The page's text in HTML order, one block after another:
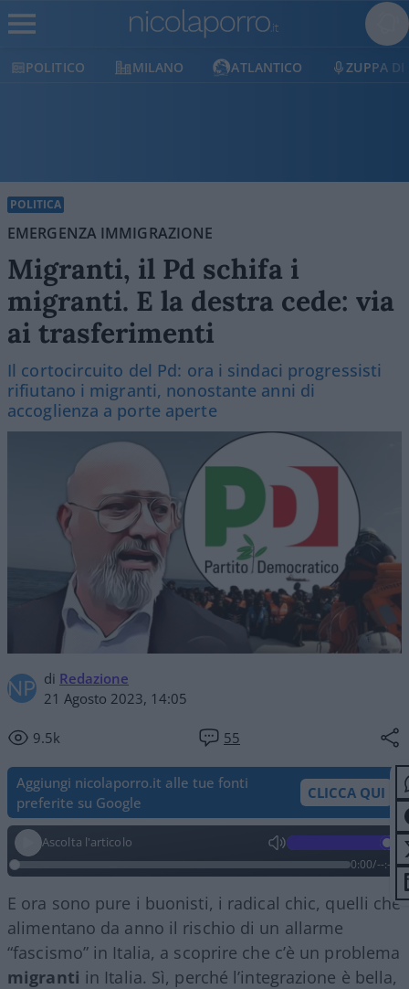
MILANO ATLANTICO ZUPPA DI PORRO
POLITICA
EMERGENZA IMMIGRAZIONE
Migranti, il Pd schifa i
migranti. E la destra cede: via
ai trasferimenti
Il cortocircuito del Pd: ora i sindaci progressisti
rifiutano i migranti, nonostante anni di
accoglienza a porte aperte
di Redazione
21 Agosto 2023, 14:05
9.5k 55
Aggiungi nicolaporro.it alle tue fonti
preferite su Google
CLICCA QUI
Ascolta l'articolo
0:00/--:--
E ora sono pure i buonisti, i radical chic, quelli che
alimentano da anno il rischio di un allarme
“fascismo” in Italia, a scoprire che c’è un problema
migranti in Italia. Sì, perché l’integrazione è bella,